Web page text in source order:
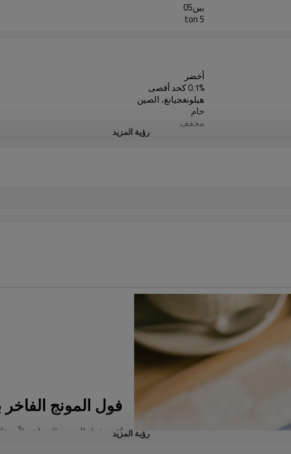
بين05
5 ton
أخضر
0.1% كحد أقصى
هيلونغجيانغ، الصين
خام
مجفف
شركة صن شاين للمنتجات الزراعية المحدودة
رؤية المزيد
فول المونج الفاخر
تُقدم فول المونج بالجملة حلاًرؤية المزيد